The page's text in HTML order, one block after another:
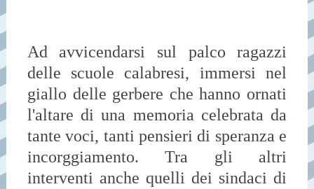
Ad avvicendarsi sul palco ragazzi
delle scuole calabresi, immersi nel
giallo delle gerbere che hanno ornati
l'altare di una memoria celebrata da
tante voci, tanti pensieri di speranza e
incorggiamento. Tra gli altri
interventi anche quelli dei sindaci di